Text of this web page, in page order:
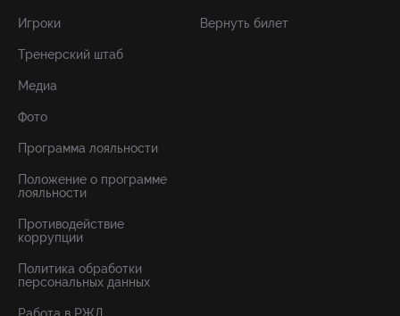
Игроки
Тренерский штаб
Медиа
Фото
Программа лояльности
Положение о программе
лояльности
Противодействие
коррупции
Политика обработки
персональных данных
Вернуть билет